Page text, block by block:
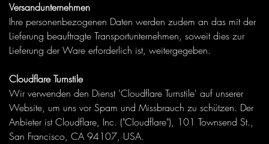
Versandunternehmen
Ihre personenbezogenen Daten werden zudem an das mit der
Lieferung beauftragte Transportunternehmen, soweit dies zur
Lieferung der Ware erforderlich ist, weitergegeben.
Cloudflare Turnstile
Wir verwenden den Dienst 'Cloudflare Turnstile' auf unserer
Website, um uns vor Spam und Missbrauch zu schützen. Der
Anbieter ist Cloudflare, Inc. ("Cloudflare"), 101 Townsend St.,
San Francisco, CA 94107, USA.